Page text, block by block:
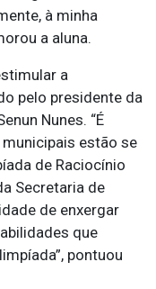
à minha
a aluna.
a
pelo presidente da
Nunes. “É
estão se
de Raciocínio
Secretaria de
de enxergar
que
pontuou